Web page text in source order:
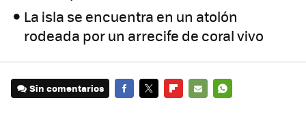
La isla se encuentra en un atolón
rodeada por un arrecife de coral vivo
Sin comentarios